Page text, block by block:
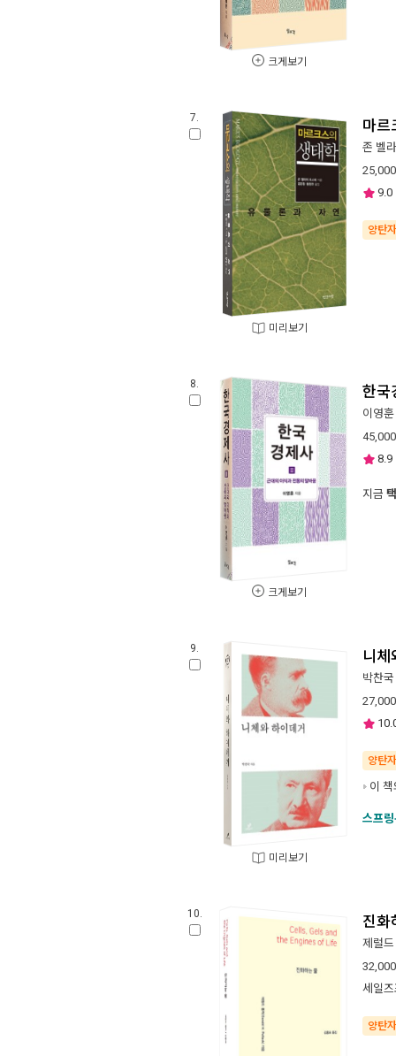
크게보기
7.
미리보기
마르
존 벨
25,000
9.0
양탄
8.
크게보기
한국
이영훈
45,000
8.9
지금
9.
미리보기
니체
박찬국
27,000
양탄
이
스프
10. 진화
제럴
32,000
세일
양탄